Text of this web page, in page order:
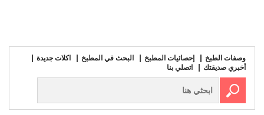
وصفات الطبخ إحصائيات المطبخ البحث في المطبخ
اكلات جديدة
أخبري صديقتك
اتصلي بنا